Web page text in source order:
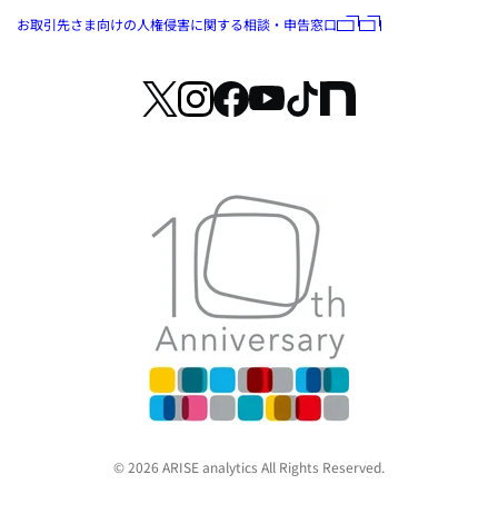
お取引先さま向けの人権侵害に関する相談・申告窓口
© 2026 ARISE analytics All Rights Reserved.